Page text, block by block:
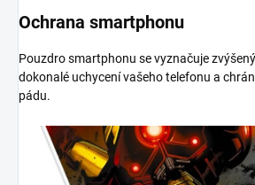
Ochrana smartphonu
Pouzdro smartphonu se vyznačuje
dokonalé uchycení vašeho telefonu a
pádu.